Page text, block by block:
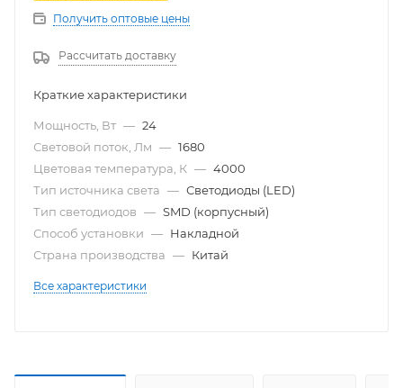
Получить оптовые цены
Рассчитать доставку
Краткие характеристики
Мощность, Вт — 24
Световой поток, Лм — 1680
Цветовая температура, К — 4000
Тип источника света — Светодиоды (LED)
Тип светодиодов — SMD (корпусный)
Способ установки — Накладной
Страна производства — Китай
Все характеристики